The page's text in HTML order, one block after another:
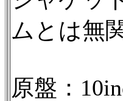
ムとは無
原盤：